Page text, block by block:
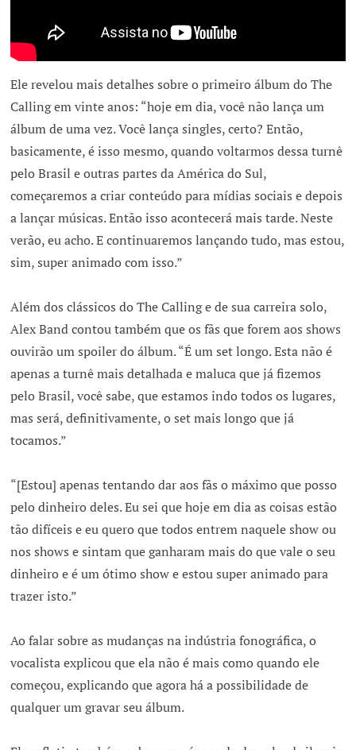
Ele revelou mais detalhes sobre o primeiro álbum do The
Calling em vinte anos: “hoje em dia, você não lança um
álbum de uma vez. Você lança singles, certo? Então,
basicamente, é isso mesmo, quando voltarmos dessa turnê
pelo Brasil e outras partes da América do Sul,
começaremos a criar conteúdo para mídias sociais e depois
a lançar músicas. Então isso acontecerá mais tarde. Neste
verão, eu acho. E continuaremos lançando tudo, mas estou,
sim, super animado com isso.”
Além dos clássicos do The Calling e de sua carreira solo,
Alex Band contou também que os fãs que forem aos shows
ouvirão um spoiler do álbum. “É um set longo. Esta não é
apenas a turnê mais detalhada e maluca que já fizemos
pelo Brasil, você sabe, que estamos indo todos os lugares,
mas será, definitivamente, o set mais longo que já
tocamos.”
“[Estou] apenas tentando dar aos fãs o máximo que posso
pelo dinheiro deles. Eu sei que hoje em dia as coisas estão
tão difíceis e eu quero que todos entrem naquele show ou
nos shows e sintam que ganharam mais do que vale o seu
dinheiro e é um ótimo show e estou super animado para
trazer isto.”
Ao falar sobre as mudanças na indústria fonográfica, o
vocalista explicou que ela não é mais como quando ele
começou, explicando que agora há a possibilidade de
qualquer um gravar seu álbum.